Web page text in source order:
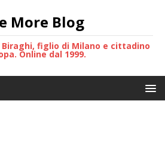
More Blog
figlio di Milano e cittadino
Online dal 1999.